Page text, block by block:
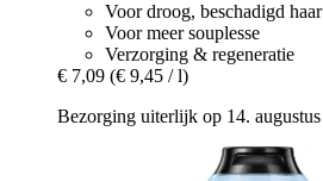
Voor droog, beschadigd haar
Voor meer souplesse
Verzorging & regeneratie
€ 7,09 (€ 9,45 / l)
Bezorging uiterlijk op 14. augustus